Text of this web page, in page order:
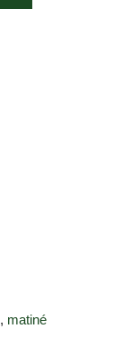
, matiné